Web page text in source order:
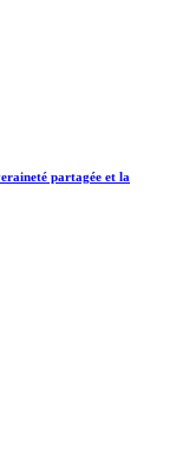
partagée et la